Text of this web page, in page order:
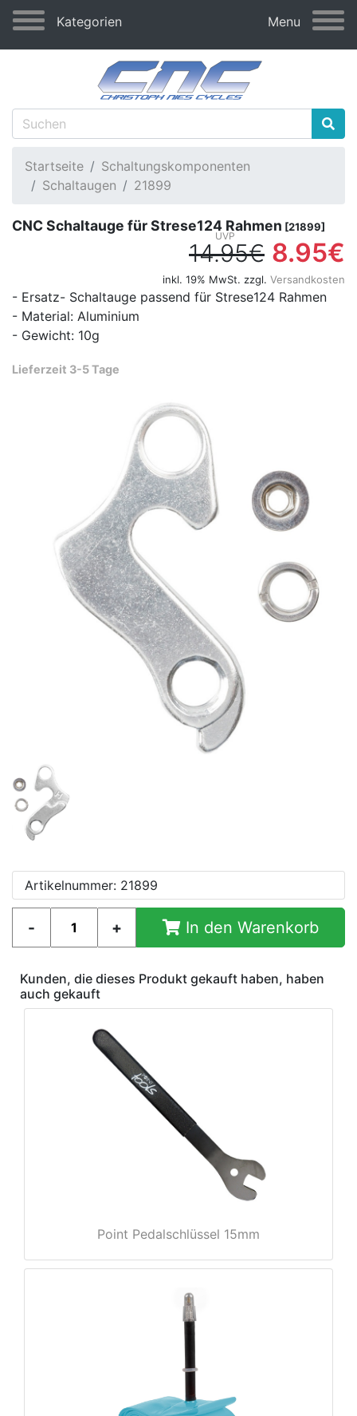
Kategorien Menu
Startseite
Schaltungskomponenten
Schaltaugen
21899
CNC Schaltauge für Strese124 Rahmen [21899]
14.95€ 8.95€
inkl. 19% MwSt. zzgl. Versandkosten
- Ersatz- Schaltauge passend für Strese124 Rahmen
- Material: Aluminium
- Gewicht: 10g
Lieferzeit 3-5 Tage
Artikelnummer: 21899
In den Warenkorb
Kunden, die dieses Produkt gekauft haben, haben
auch gekauft
Point Pedalschlüssel 15mm